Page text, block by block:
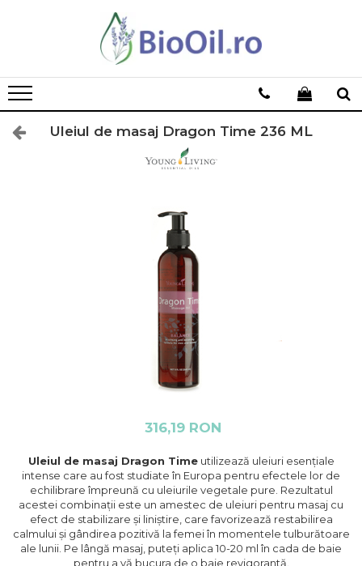
Uleiul de masaj Dragon Time 236 ML
316,19 RON
Uleiul de masaj Dragon Timeutilizează uleiuri esențiale
intense care au fost studiate în Europa pentru efectele lor de
echilibrare împreună cu uleiurile vegetale pure. Rezultatul
acestei combinații este un amestec de uleiuri pentru masaj cu
efect de stabilizare și liniștire, care favorizează restabilirea
calmului și gândirea pozitivă la femei în momentele tulburătoare
ale lunii. Pe lângă masaj, puteți aplica 10-20 ml în cada de baie
pentru a vă bucura de o baie revigorantă.